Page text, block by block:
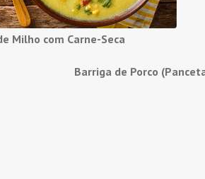
Milho com Carne-Seca
Barriga de Porco